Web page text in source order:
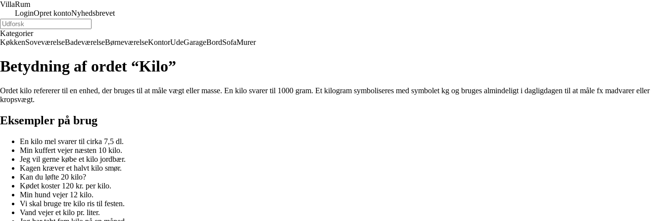
VillaRum
LoginOpret kontoNyhedsbrevet
Kategorier
KøkkenSoveværelseBadeværelseBørneværelseKontorUdeGarageBordSofaMurer
Betydning af ordet “Kilo”
Ordet kilo refererer til en enhed, der bruges til at måle vægt eller masse. En kilo svarer til 1000 gram. Et kilogram symboliseres med symbolet kg og bruges almindeligt i dagligdagen til at måle fx madvarer eller
kropsvægt.
Eksempler på brug
En kilo mel svarer til cirka 7,5 dl.
Min kuffert vejer næsten 10 kilo.
Jeg vil gerne købe et kilo jordbær.
Kagen kræver et halvt kilo smør.
Kan du løfte 20 kilo?
Kødet koster 120 kr. per kilo.
Min hund vejer 12 kilo.
Vi skal bruge tre kilo ris til festen.
Vand vejer et kilo pr. liter.